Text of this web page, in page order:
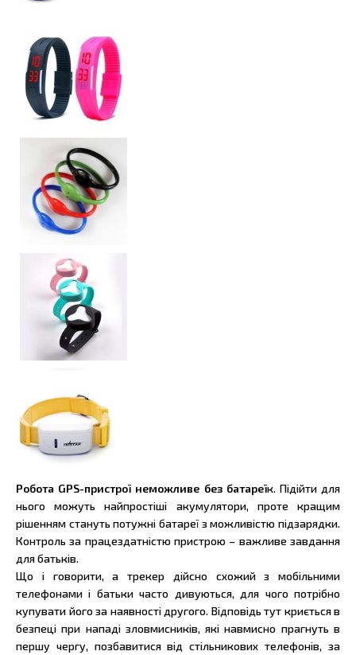
Робота GPS-пристрої неможливе без батареїк. Підійти для
нього можуть найпростіші акумулятори, проте кращим
рішенням стануть потужні батареї з можливістю підзарядки.
Контроль за працездатністю пристрою – важливе завдання
для батьків.
Що і говорити, а трекер дійсно схожий з мобільними
телефонами і батьки часто дивуються, для чого потрібно
купувати його за наявності другого. Відповідь тут криється в
безпеці при нападі зловмисників, які навмисно прагнуть в
першу чергу, позбавитися від стільникових телефонів, за